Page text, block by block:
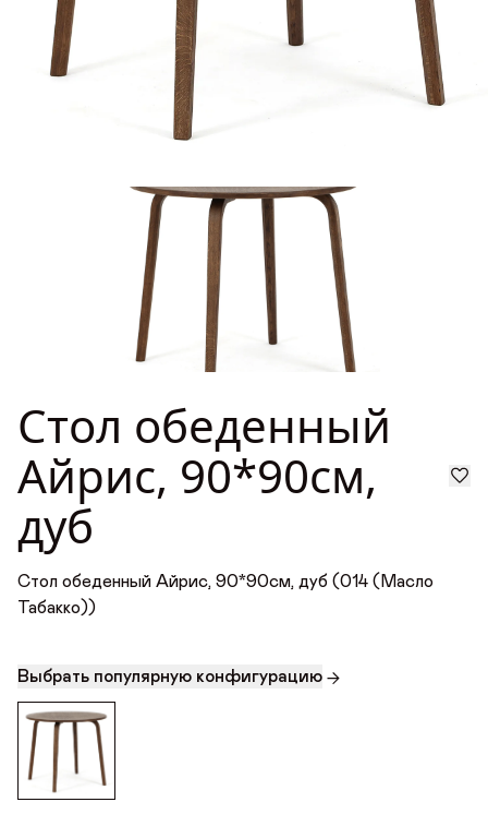
ДИЗАЙНЕРАМ
СОТРУДНИЧЕСТВО
О нас
История
Награды
Телепроекты
MAX
Стол обеденный
Айрис, 90*90см,
дуб
Стол обеденный Айрис, 90*90см, дуб (014 (Масло
Табакко))
Выбрать популярную конфигурацию